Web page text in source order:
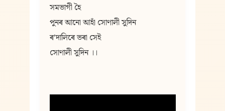
সমভাগী হৈ
পুনৰ আনো আহাঁ সোণালী সুদিন
ৰʼদালিৰে ভৰা সেই
সোণালী সুদিন ।।